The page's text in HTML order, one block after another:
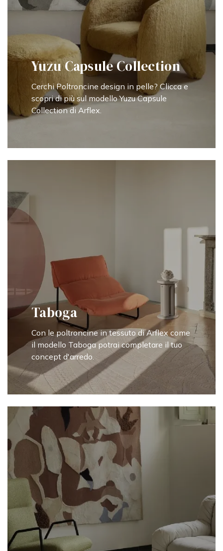
Yuzu Capsule Collection
Cerchi Poltroncine design in pelle? Clicca e
scopri di più sul modello Yuzu Capsule
Collection di Arflex.
Taboga
Con le poltroncine in tessuto di Arflex come
il modello Taboga potrai completare il tuo
concept d'arredo.